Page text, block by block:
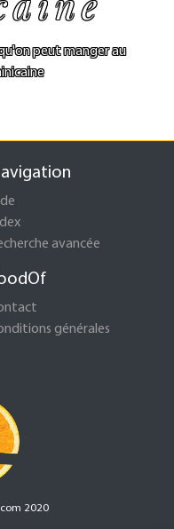
peut manger au
avancée
générales
2020